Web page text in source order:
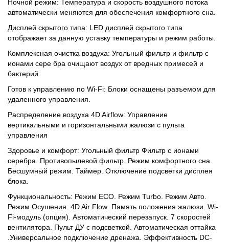
Ночной режим: Температура и скорость воздушного потока
автоматически меняются для обеспечения комфортного сна.
Дисплей скрытого типа: LED дисплей скрытого типа
отображает за данную уставку температуры и режим работы.
Комплексная очистка воздуха: Угольный фильтр и фильтр с
ионами сере бра очищают воздух от вредных примесей и
бактерий.
Готов к управлению по Wi-Fi: Блоки оснащены разъемом для
удаленного управления.
Распределение воздуха 4D Airflow: Управление
вертикальными и горизонтальными жалюзи с пульта
управления
Здоровье и комфорт: Угольный фильтр Фильтр с ионами
серебра. Противопылевой фильтр. Режим комфортного сна.
Бесшумный режим. Таймер. Отключение подсветки дисплея
блока.
Функциональность: Режим ECO. Режим Turbo. Режим Авто.
Режим Осушения. 4D Air Flow .Память положения жалюзи. Wi-
Fi-модуль (опция). Автоматический перезапуск. 7 скоростей
вентилятора. Пульт ДУ с подсветкой. Автоматическая оттайка
.Универсальное подключение дренажа. Эффективность DC-